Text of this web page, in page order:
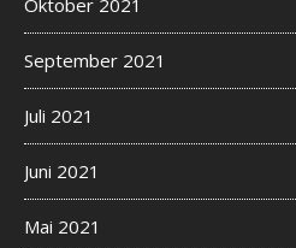
Oktober 2021
September 2021
Juli 2021
Juni 2021
Mai 2021